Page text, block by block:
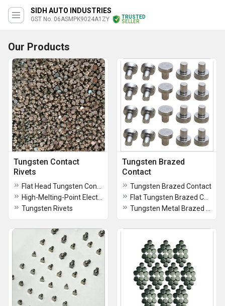
SIDH AUTO INDUSTRIES
GST No. 06ASMPK9024A1ZY
TRUSTED
SELLER
Our Products
Tungsten Contact
Rivets
Tungsten Rivets
Tungsten Brazed
Contact
Tungsten Brazed Contact